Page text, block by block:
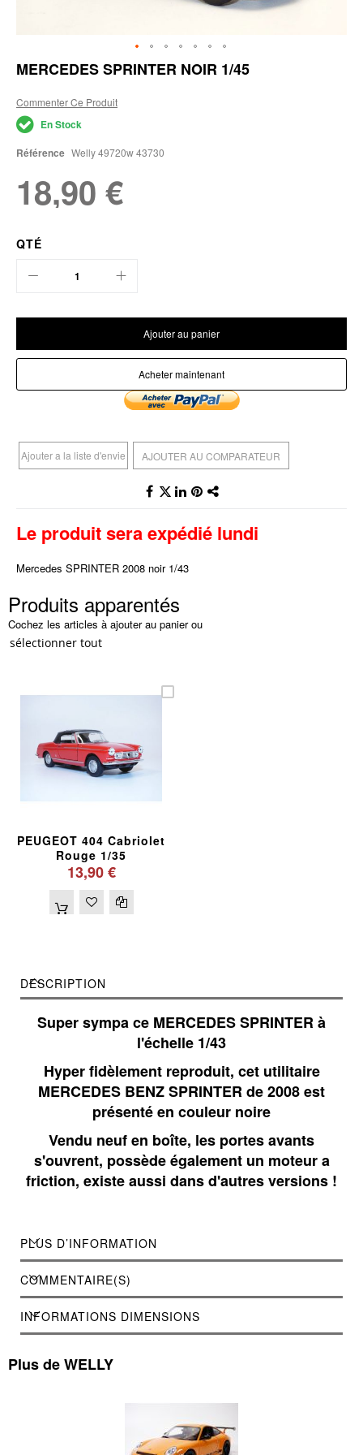
Skip
to
beginning
of
the
images
gallery
MERCEDES SPRINTER NOIR 1/45
Commenter Ce Produit
En Stock
Référence Welly 49720w 43730
18,90 €
QTÉ
Ajouter au panier
Acheter maintenant
Ajouter a la liste d'envie AJOUTER AU COMPARATEUR
Le produit sera expédié lundi
Mercedes SPRINTER 2008 noir 1/43
Produits apparentés
Cochez les articles à ajouter au panier ou
sélectionner tout
PEUGEOT 404 Cabriolet
Rouge 1/35
13,90 €
DESCRIPTION
Super sympa ce MERCEDES SPRINTER à
l'échelle 1/43
Hyper fidèlement reproduit, cet utilitaire
MERCEDES BENZ SPRINTER de 2008 est
présenté en couleur noire
Vendu neuf en boîte, les portes avants
s'ouvrent, possède également un moteur a
friction, existe aussi dans d'autres versions !
PLUS D’INFORMATION
COMMENTAIRE(S)
INFORMATIONS DIMENSIONS
Plus de WELLY